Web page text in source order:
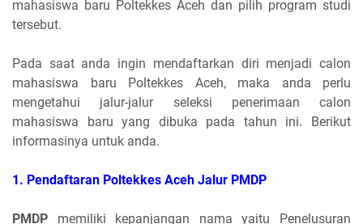
mahasiswa baru Poltekkes Aceh dan pilih program studi
tersebut.
Pada saat anda ingin mendaftarkan diri menjadi calon
mahasiswa baru Poltekkes Aceh, maka anda perlu
mengetahui jalur-jalur seleksi penerimaan calon
mahasiswa baru yang dibuka pada tahun ini. Berikut
informasinya untuk anda.
1. Pendaftaran Poltekkes Aceh Jalur PMDP
PMDP memiliki kepanjangan nama yaitu Penelusuran